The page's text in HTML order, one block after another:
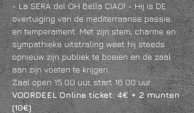
- La SERA del OH Bella CIAO! - Hij is DE
overtuiging van de mediterraanse passie
en temperament. Met zijn stem, charme en
sympathieke uitstraling weet hij steeds
opnieuw zijn publiek te boeien en de zaal
aan zijn voeten te krijgen.
Zaal open 15.00 uur, start 16.00 uur
VOORDEEL Online ticket: 4€ + 2 munten
(10€)